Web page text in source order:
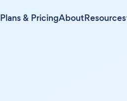
Plans & PricingAboutResources